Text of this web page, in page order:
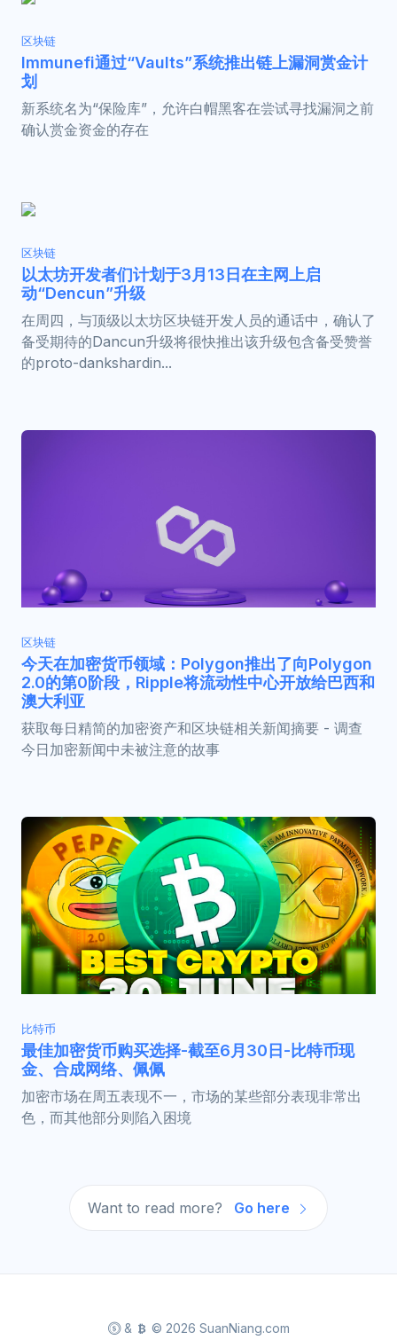
区块链
Immunefi通过“Vaults”系统推出链上漏洞赏金计
划
新系统名为“保险库”，允许白帽黑客在尝试寻找漏洞之前
确认赏金资金的存在
区块链
以太坊开发者们计划于3月13日在主网上启
动“Dencun”升级
在周四，与顶级以太坊区块链开发人员的通话中，确认了
备受期待的Dancun升级将很快推出该升级包含备受赞誉
的proto-dankshardin...
区块链
今天在加密货币领域：Polygon推出了向Polygon
2.0的第0阶段，Ripple将流动性中心开放给巴西和
澳大利亚
获取每日精简的加密资产和区块链相关新闻摘要 - 调查
今日加密新闻中未被注意的故事
比特币
最佳加密货币购买选择-截至6月30日-比特币现
金、合成网络、佩佩
加密市场在周五表现不一，市场的某些部分表现非常出
色，而其他部分则陷入困境
Want to read more? Go here
& © 2026 SuanNiang.com